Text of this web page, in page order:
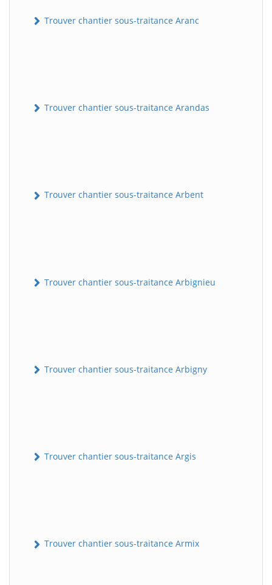
Trouver chantier sous-traitance Aranc
Trouver chantier sous-traitance Arandas
Trouver chantier sous-traitance Arbent
Trouver chantier sous-traitance Arbignieu
Trouver chantier sous-traitance Arbigny
Trouver chantier sous-traitance Argis
Trouver chantier sous-traitance Armix